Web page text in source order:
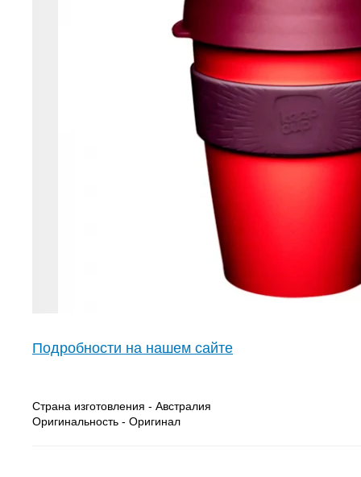
Подробности на нашем сайте
Страна изготовления - Австралия
Оригинальность - Оригинал